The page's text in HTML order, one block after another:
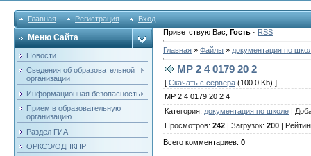
Главная Регистрация Вход
Меню Сайта
Новости
Сведения об образовательной
организации
Информационная безопасность
Прием в образовательную
организацию
Раздел ГИА
ОРКСЭ/ОДНКНР
Приветствую Вас Гость · RSS
Главная » Файлы » документация по
МР 2 4 0179 20 2
[ Скачать с сервера (100.0 Kb) ]
МР 2 4 0179 20 2 4
Категория: документация по школе
Просмотров: 242 Загрузок: 200
Всего комментариев: 0